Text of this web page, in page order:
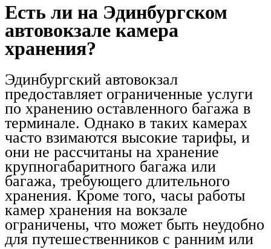
Есть ли на Эдинбургском
автовокзале камера
хранения?
Эдинбургский автовокзал
предоставляет ограниченные услуги
по хранению оставленного багажа в
терминале. Однако в таких камерах
часто взимаются высокие тарифы, и
они не рассчитаны на хранение
крупногабаритного багажа или
багажа, требующего длительного
хранения. Кроме того, часы работы
камер хранения на вокзале
ограничены, что может быть неудобно
для путешественников с ранним или